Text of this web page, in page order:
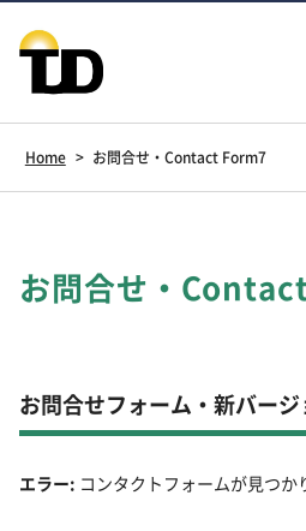
Home > お問合せ・Contact Form7
お問合せ・
お問合せフォーム・新バージ
エラー: コンタクトフォームが見つか